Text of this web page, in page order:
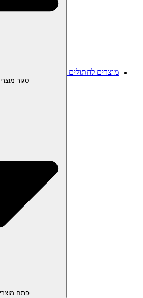
מוצרים לחתולים
סגור
פתח